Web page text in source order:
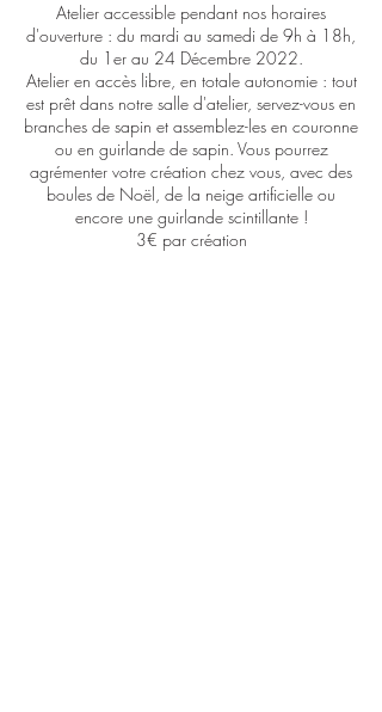
Atelier accessible pendant nos horaires
d'ouverture : du mardi au samedi de 9h à 18h,
du 1er au 24 Décembre 2022.
Atelier en accès libre, en totale autonomie : tout
est prêt dans notre salle d'atelier, servez-vous en
branches de sapin et assemblez-les en couronne
ou en guirlande de sapin. Vous pourrez
agrémenter votre création chez vous, avec des
boules de Noël, de la neige artificielle ou
encore une guirlande scintillante !
3€ par création